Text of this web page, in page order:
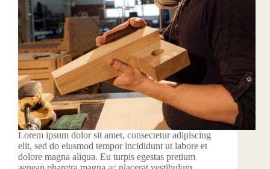
Lorem ipsum dolor sit amet, consectetur adipiscing
elit, sed do eiusmod tempor incididunt ut labore et
dolore magna aliqua. Eu turpis egestas pretium